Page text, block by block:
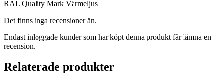
RAL Quality Mark Värmeljus
Det finns inga recensioner än.
Endast inloggade kunder som har köpt denna produkt får lämna en
recension.
Relaterade produkter